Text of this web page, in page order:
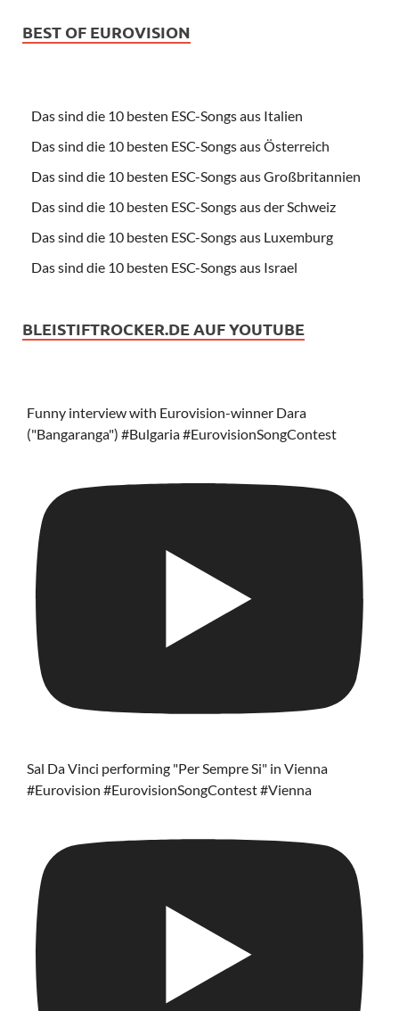
BEST OF EUROVISION
Das sind die 10 besten ESC-Songs aus Italien
Das sind die 10 besten ESC-Songs aus Österreich
Das sind die 10 besten ESC-Songs aus Großbritannien
Das sind die 10 besten ESC-Songs aus der Schweiz
Das sind die 10 besten ESC-Songs aus Luxemburg
Das sind die 10 besten ESC-Songs aus Israel
BLEISTIFTROCKER.DE AUF YOUTUBE
Funny interview with Eurovision-winner Dara
("Bangaranga") #Bulgaria #EurovisionSongContest
Sal Da Vinci performing "Per Sempre Si" in Vienna
#Eurovision #EurovisionSongContest #Vienna